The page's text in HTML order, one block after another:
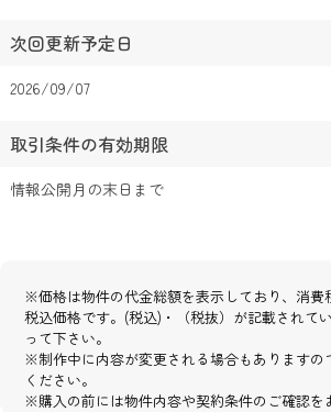
次回更新予定日
2026/09/07
取引条件の有効期限
情報公開月の末日まで
※価格は物件の代金総額を表示しており、消費
税込価格です。(税込)・（税抜）が記載されて
って下さい。
※制作中に内容が変更される場合もありますの
ください。
※購入の前には物件内容や契約条件のご確認を